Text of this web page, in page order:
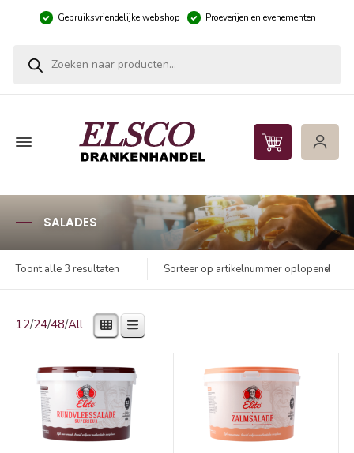
Gebruiksvriendelijke webshop Proeverijen en evenementen
SALADES
Toont alle 3 resultaten Sorteer op artikelnummer oplopend
12/24/48/All